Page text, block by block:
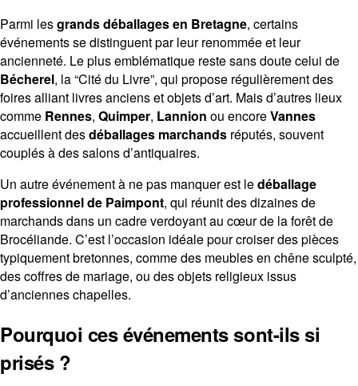
Parmi lesgrands déballages en Bretagne, certains
événements se distinguent par leur renommée et leur
ancienneté. Le plus emblématique reste sans doute celui de
Bécherel, la “Cité du Livre”, qui propose régulièrement des
foires alliant livres anciens et objets d’art. Mais d’autres lieux
comme Rennes, Quimper, Lannion ou encoreVannes
accueillent desdéballages marchands réputés, souvent
couplés à des salons d’antiquaires.
Un autre événement à ne pas manquer est ledéballage
professionnel de Paimpont, qui réunit des dizaines de
marchands dans un cadre verdoyant au cœur de la forêt de
Brocéliande. C’est l’occasion idéale pour croiser des pièces
typiquement bretonnes, comme des meubles en chêne sculpté,
des coffres de mariage, ou des objets religieux issus
d’anciennes chapelles.
Pourquoi ces événements sont-ils si
prisés ?